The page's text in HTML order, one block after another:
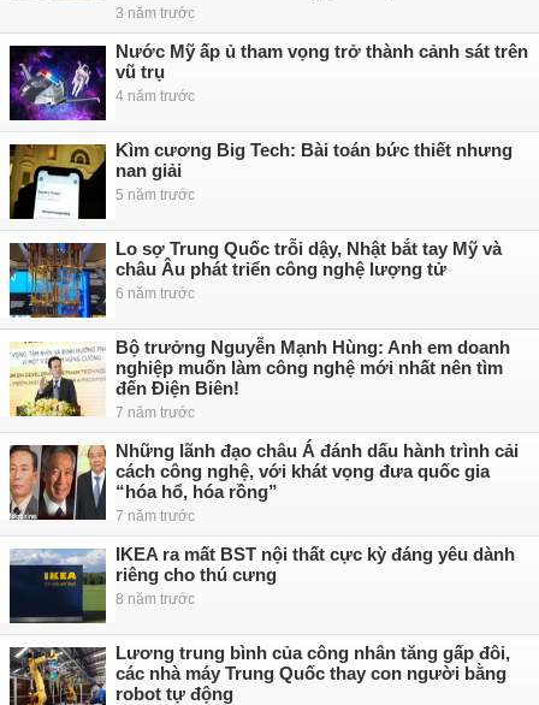
3 năm trước
Nước Mỹ ấp ủ tham vọng trở thành cảnh sát trên
vũ trụ
4 năm trước
Kìm cương Big Tech: Bài toán bức thiết nhưng
nan giải
5 năm trước
Lo sợ Trung Quốc trỗi dậy, Nhật bắt tay Mỹ và
châu Âu phát triển công nghệ lượng tử
6 năm trước
Bộ trưởng Nguyễn Mạnh Hùng: Anh em doanh
nghiệp muốn làm công nghệ mới nhất nên tìm
đến Điện Biên!
7 năm trước
Những lãnh đạo châu Á đánh dấu hành trình cải
cách công nghệ, với khát vọng đưa quốc gia
“hóa hổ, hóa rồng”
7 năm trước
IKEA ra mất BST nội thất cực kỳ đáng yêu dành
riêng cho thú cưng
8 năm trước
Lương trung bình của công nhân tăng gấp đôi,
các nhà máy Trung Quốc thay con người bằng
robot tự động